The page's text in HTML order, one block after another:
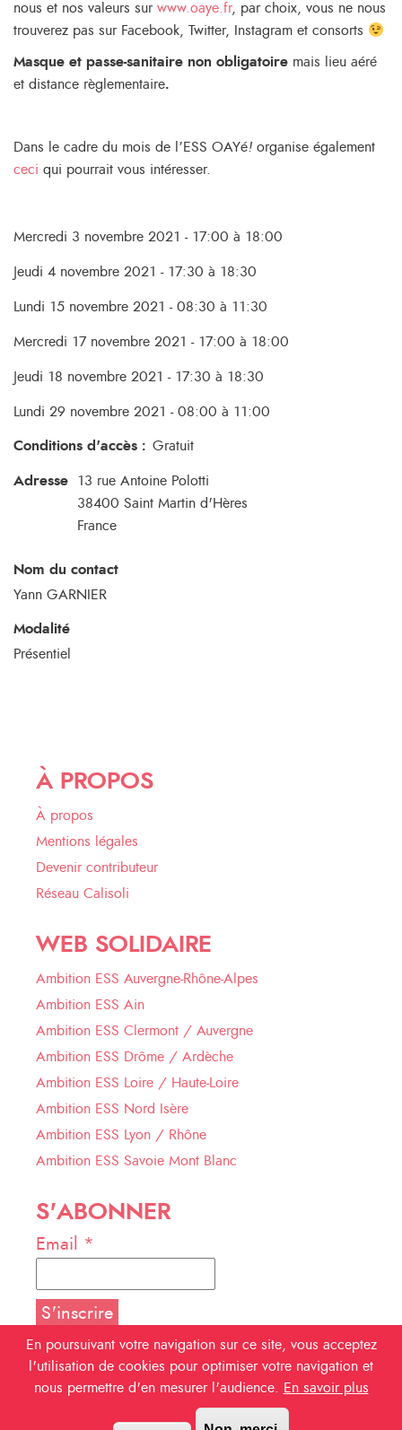
nous et nos valeurs sur www.oaye.fr, par choix, vous ne nous
trouverez pas sur Facebook, Twitter, Instagram et consorts
Masque et passe-sanitaire non obligatoire mais lieu aéré
et distance règlementaire.
Dans le cadre du mois de l’ESS OAYé! organise également
ceci qui pourrait vous intéresser.
Mercredi 3 novembre 2021 - 17:00 à 18:00
Jeudi 4 novembre 2021 - 17:30 à 18:30
Lundi 15 novembre 2021 - 08:30 à 11:30
Mercredi 17 novembre 2021 - 17:00 à 18:00
Jeudi 18 novembre 2021 - 17:30 à 18:30
Lundi 29 novembre 2021 - 08:00 à 11:00
Conditions d'accès : Gratuit
Adresse
13 rue Antoine Polotti
38400 Saint Martin d'Hères
France
Nom du contact
Yann GARNIER
Modalité
Présentiel
À PROPOS
À propos
Mentions légales
Devenir contributeur
Réseau Calisoli
WEB SOLIDAIRE
Ambition ESS Auvergne-Rhône-Alpes
Ambition ESS Ain
Ambition ESS Clermont / Auvergne
Ambition ESS Drôme / Ardèche
Ambition ESS Loire / Haute-Loire
Ambition ESS Nord Isère
Ambition ESS Lyon / Rhône
Ambition ESS Savoie Mont Blanc
S'ABONNER
Email *
NOUS SUIVRE
En poursuivant votre navigation sur ce site, vous acceptez
l'utilisation de cookies pour optimiser votre navigation et
nous permettre d'en mesurer l'audience.
En savoir plus